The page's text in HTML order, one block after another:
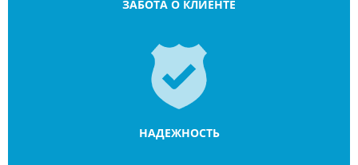
ЗАБОТА О КЛИЕНТЕ
НАДЕЖНОСТЬ